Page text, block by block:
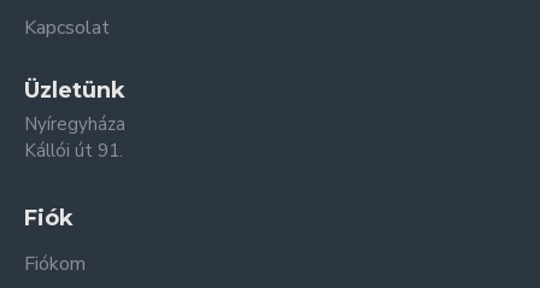
Kapcsolat
Üzletünk
Nyíregyháza
Kállói út 91.
Fiók
Fiókom